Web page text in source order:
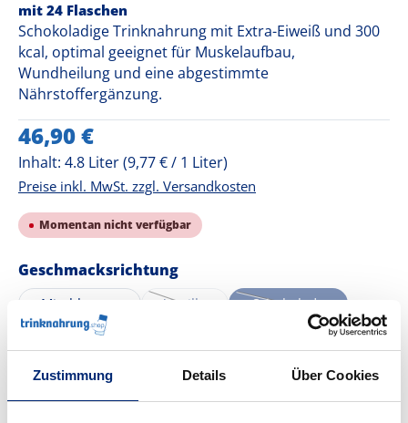
Zustimmung Details Über Cookies
mit 24 Flaschen
Schokoladige Trinknahrung mit Extra-Eiweiß und 300
kcal, optimal geeignet für Muskelaufbau,
Wundheilung und eine abgestimmte
Nährstoffergänzung.
Regulärer Preis:
46,90 €
Inhalt: 4.8 Liter(9,77 € / 1 Liter)
Preise inkl. MwSt. zzgl. Versandkosten
Momentan nicht verfügbar
Geschmacksrichtungauswählen
Mischkarton Vanille
(Diese Option ist zurzeit nicht verfügbar.)
Schokolade
(Diese Option ist
Cappuccino
Multifrucht
(Diese Option ist zurzeit nicht verfügbar.)
Liefereinheitauswählen